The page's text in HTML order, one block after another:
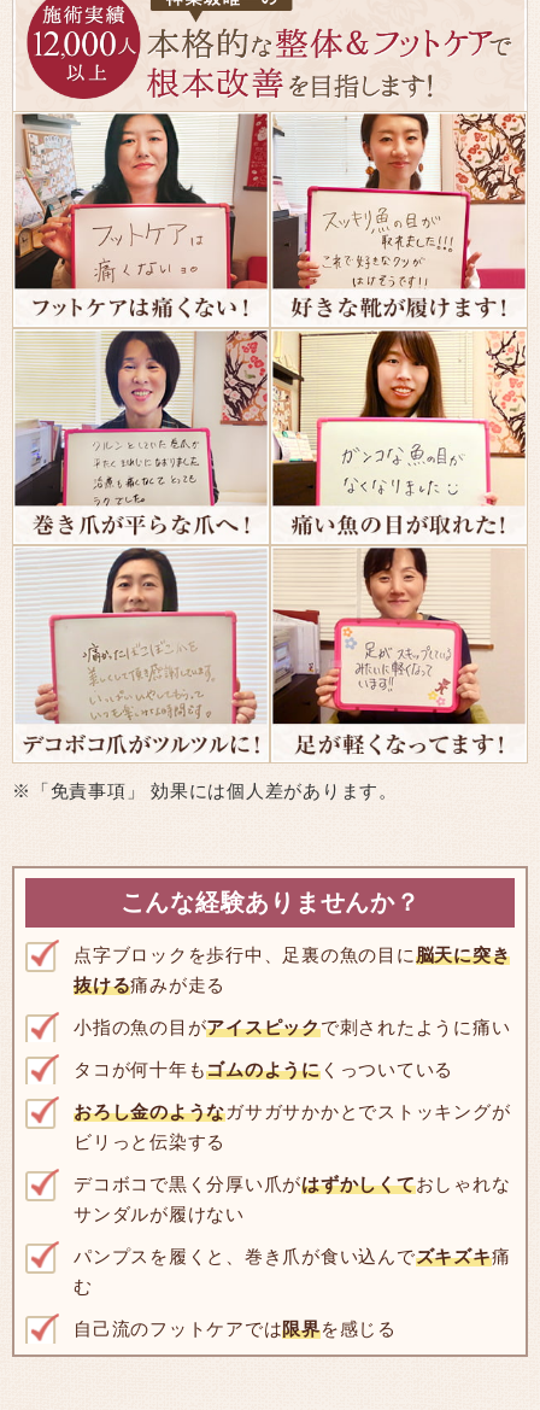
※「免責事項」 効果には個人差があります。
こんな経験ありませんか？
点字ブロックを歩行中、足裏の魚の目に脳天に突き
抜ける痛みが走る
小指の魚の目がアイスピックで刺されたように痛い
タコが何十年もゴムのようにくっついている
おろし金のようなガサガサかかとでストッキングが
ビリっと伝染する
デコボコで黒く分厚い爪がはずかしくておしゃれな
サンダルが履けない
パンプスを履くと、巻き爪が食い込んでズキズキ痛
む
自己流のフットケアでは限界を感じる